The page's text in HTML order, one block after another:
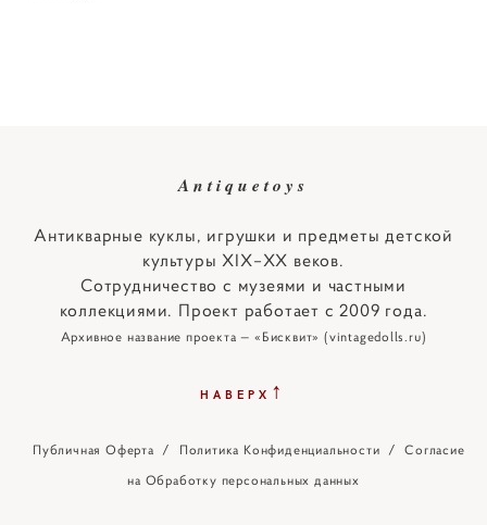
Antiquetoys
Антикварные куклы, игрушки и предметы детской
культуры XIX–XX веков.
Сотрудничество с музеями и частными
коллекциями. Проект работает с 2009 года.
Архивное название проекта — «Бисквит» (vintagedolls.ru)
НАВЕРХ ↑
Публичная Оферта / Политика Конфиденциальности /Согласие
на Обработку персональных данных